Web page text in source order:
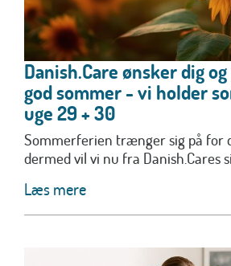
Danish.Care ønsker dig
god sommer - vi holder
uge 29 + 30
Sommerferien trænger sig på for
dermed vil vi nu fra Danish.Cares
Læs mere